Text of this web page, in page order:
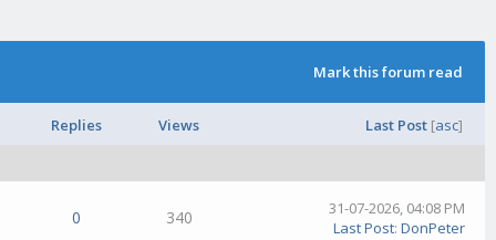
Mark this forum read
Replies Views Last Post [asc]
0 340
31-07-2026, 04:08 PM
Last Post:DonPeter